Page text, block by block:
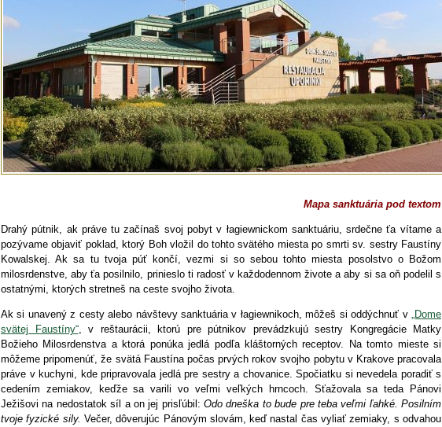
Mapa sanktuária pod textom
Drahý pútnik, ak práve tu začínaš svoj pobyt v łagiewnickom sanktuáriu, srdečne ťa vítame a
pozývame objaviť poklad, ktorý Boh vložil do tohto svätého miesta po smrti sv. sestry Faustíny
Kowalskej. Ak sa tu tvoja púť končí, vezmi si so sebou tohto miesta posolstvo o Božom
milosrdenstve, aby ťa posilnilo, prinieslo ti radosť v každodennom živote a aby si sa oň podelil s
ostatnými, ktorých stretneš na ceste svojho života.
Ak si unavený z cesty alebo návštevy sanktuária v łagiewnikoch, môžeš si oddýchnuť v „Dome
svätej Faustíny“, v reštaurácii, ktorú pre pútnikov prevádzkujú sestry Kongregácie Matky
Božieho Milosrdenstva a ktorá ponúka jedlá podľa kláštorných receptov. Na tomto mieste si
môžeme pripomenúť, že svätá Faustína počas prvých rokov svojho pobytu v Krakove pracovala
práve v kuchyni, kde pripravovala jedlá pre sestry a chovanice. Spočiatku si nevedela poradiť s
cedením zemiakov, keďže sa varili vo veľmi veľkých hrncoch. Sťažovala sa teda Pánovi
Ježišovi na nedostatok síl a on jej prisľúbil: Odo dneška to bude pre teba veľmi ľahké. Posilním
tvoje fyzické sily. Večer, dôverujúc Pánovým slovám, keď nastal čas vyliať zemiaky, s odvahou